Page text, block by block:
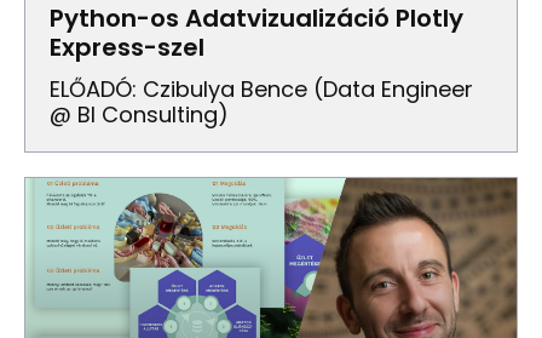
Python-os Adatvizualizáció Plotly
Express-szel
ELŐADÓ: Czibulya Bence (Data Engineer
@ BI Consulting)